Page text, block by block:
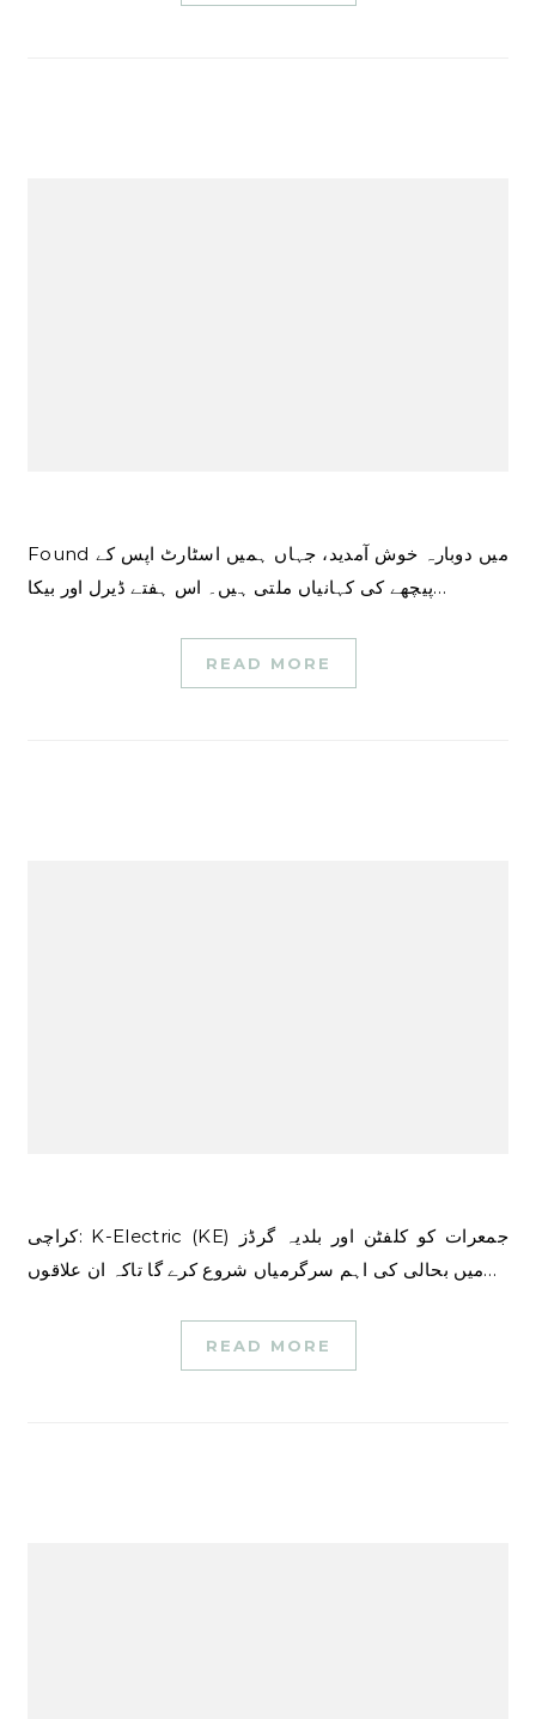
Found میں دوبارہ خوش آمدید، جہاں ہمیں اسٹارٹ اپس کے
پیچھے کی کہانیاں ملتی ہیں۔ اس ہفتے ڈیرل اور بیکا…
READ MORE
کراچی: K-Electric (KE) جمعرات کو کلفٹن اور بلدیہ گرڈز
میں بحالی کی اہم سرگرمیاں شروع کرے گا تاکہ ان علاقوں…
READ MORE